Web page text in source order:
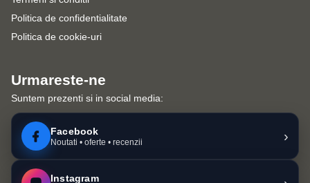
Politica de confidentialitate
Politica de cookie-uri
Urmareste-ne
Suntem prezenti si in social media:
Facebook
Noutati • oferte • recenzii ›
Instagram